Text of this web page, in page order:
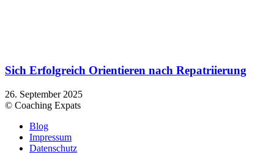
Sich Erfolgreich Orientieren nach Repatriierung
26. September 2025
© Coaching Expats
Blog
Impressum
Datenschutz